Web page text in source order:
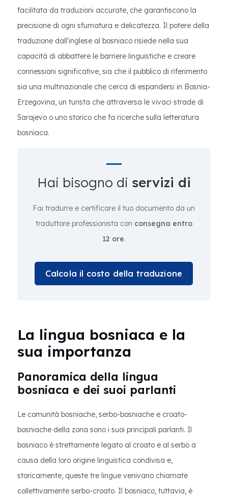
facilitata da traduzioni accurate, che garantiscono la
precisione di ogni sfumatura e delicatezza. Il potere della
traduzione dall'inglese al bosniaco risiede nella sua
capacità di abbattere le barriere linguistiche e creare
connessioni significative, sia che il pubblico di riferimento
sia una multinazionale che cerca di espandersi in Bosnia-
Erzegovina, un turista che attraversa le vivaci strade di
Sarajevo o uno storico che fa ricerche sulla letteratura
bosniaca.
Hai bisogno di servizi di
Fai tradurre e certificare il tuo documento da un
traduttore professionista con consegna entro
12 ore.
Calcola il costo della traduzione
La lingua bosniaca e la
sua importanza
Panoramica della lingua
bosniaca e dei suoi parlanti
Le comunità bosniache, serbo-bosniache e croato-
bosniache della zona sono i suoi principali parlanti. Il
bosniaco è strettamente legato al croato e al serbo a
causa della loro origine linguistica condivisa e,
storicamente, queste tre lingue venivano chiamate
collettivamente serbo-croato. Il bosniaco, tuttavia, è